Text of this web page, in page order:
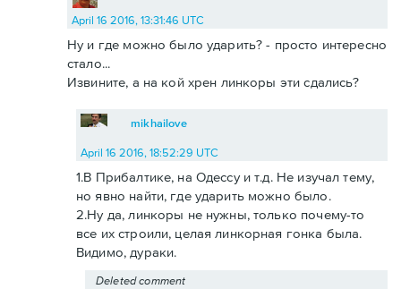
April 16 2016, 13:31:46 UTC
Ну и где можно было ударить? - просто интересно
стало...
Извините, а на кой хрен линкоры эти сдались?
mikhailove
April 16 2016, 18:52:29 UTC
1.В Прибалтике, на Одессу и т.д. Не изучал тему,
но явно найти, где ударить можно было.
2.Ну да, линкоры не нужны, только почему-то
все их строили, целая линкорная гонка была.
Видимо, дураки.
Deleted comment